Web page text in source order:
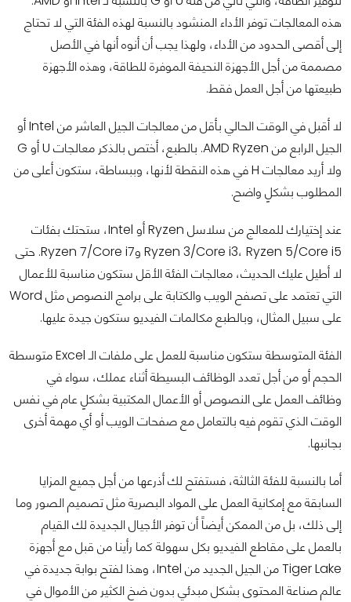
هذه المعالجات توفر الأداء المنشود بالنسبة لهذه الفئة التي لا تحتاج
إلى أقصى الحدود من الأداء، ولهذا يجب أن أنوه أنها في الأصل
مصممة من أجل الأجهزة النحيفة الموفرة للطاقة، وهذه الأجهزة
طبيعتها من أجل العمل فقط.
لا أقبل في الوقت الحالي بأقل من معالجات الجيل العاشر من Intel أو
الجيل الرابع من AMD Ryzen. بالطبع، أختص بالذكر معالجات U أو G
ولا أريد معالجات H في هذه النقطة لأنها، وببساطة، ستكون أعلى من
المطلوب بشكلٍ واضح.
عند إختيارك للمعالج من سلاسل Ryzen أو Intel، ستحتك بفئات
Ryzen 3/Core i3، Ryzen 5/Core i5 وRyzen 7/Core i7. حتى
لا أطيل عليك الحديث، معالجات الفئة الأقل ستكون مناسبة للأعمال
التي تعتمد على تصفح الويب والكتابة على برامج النصوص مثل Word
على سبيل المثال، وبالطبع مكالمات الفيديو ستكون جيدة عليها.
الفئة المتوسطة ستكون مناسبة للعمل على ملفات الـ Excel متوسطة
الحجم أو من أجل تعدد الوظائف البسيطة أثناء عملك، سواء في
وظائف العمل على النصوص أو الأعمال المكتبية بشكلٍ عام في نفس
الوقت الذي تقوم فيه بالتعامل مع صفحات الويب أو أي مهمة أخرى
بجانبها.
أما بالنسبة للفئة الثالثة، فستفتح لك أذرعها من أجل جميع المزايا
السابقة مع إمكانية العمل على المواد البصرية مثل تصميم الصور وما
إلى ذلك، بل من الممكن أيضاً أن توفر الأجيال الجديدة لك القيام
بالعمل على مقاطع الفيديو بكل سهولة كما رأينا من قبل مع أجهزة
Tiger Lake من الجيل الجديد من Intel، وهذا لفتح بوابة جديدة في
عالم صناعة المحتوى بشكل مبدئي بدون ضخ الكثير من الأموال في